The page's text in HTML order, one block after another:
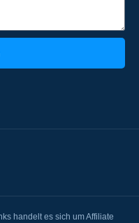
handelt es sich um Affiliate